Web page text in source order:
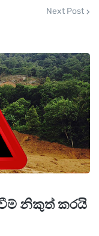
Next Post
නිකුත් කරයි